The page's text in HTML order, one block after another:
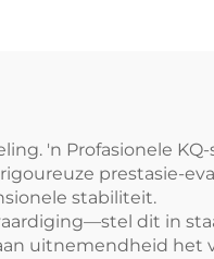
'n Profasionele
prestasie-
stabiliteit.
dit in
uitnemendheid het